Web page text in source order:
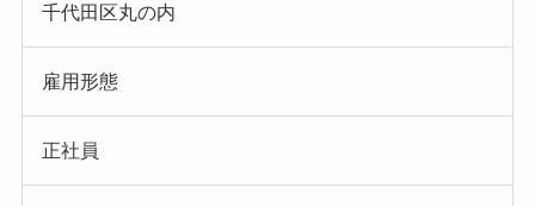
千代田区丸の内
雇用形態
正社員